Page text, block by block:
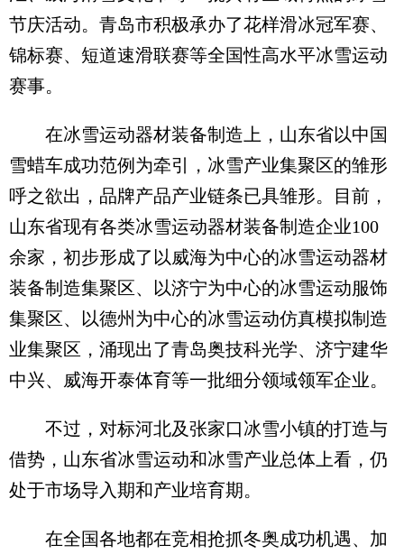
节庆活动。青岛市积极承办了花样滑冰冠军赛、
锦标赛、短道速滑联赛等全国性高水平冰雪运动
赛事。
在冰雪运动器材装备制造上，山东省以中国
雪蜡车成功范例为牵引，冰雪产业集聚区的雏形
呼之欲出，品牌产品产业链条已具雏形。目前，
山东省现有各类冰雪运动器材装备制造企业100
余家，初步形成了以威海为中心的冰雪运动器材
装备制造集聚区、以济宁为中心的冰雪运动服饰
集聚区、以德州为中心的冰雪运动仿真模拟制造
业集聚区，涌现出了青岛奥技科光学、济宁建华
中兴、威海开泰体育等一批细分领域领军企业。
不过，对标河北及张家口冰雪小镇的打造与
借势，山东省冰雪运动和冰雪产业总体上看，仍
处于市场导入期和产业培育期。
在全国各地都在竞相抢抓冬奥成功机遇、加